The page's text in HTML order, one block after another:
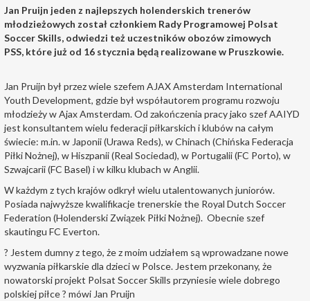
Jan Pruijn jeden z najlepszych holenderskich trenerów
młodzieżowych został członkiem Rady Programowej Polsat
Soccer Skills, odwiedzi też uczestników obozów zimowych
PSS, które już od 16 stycznia będą realizowane w Pruszkowie.
Jan Pruijn był przez wiele szefem AJAX Amsterdam International
Youth Development, gdzie był współautorem programu rozwoju
młodzieży w Ajax Amsterdam. Od zakończenia pracy jako szef AAIYD
jest konsultantem wielu federacji piłkarskich i klubów na całym
świecie: m.in. w Japonii (Urawa Reds), w Chinach (Chińska Federacja
Piłki Nożnej), w Hiszpanii (Real Sociedad), w Portugalii (FC Porto), w
Szwajcarii (FC Basel) i w kilku klubach w Anglii.
W każdym z tych krajów odkrył wielu utalentowanych juniorów.
Posiada najwyższe kwalifikacje trenerskie the Royal Dutch Soccer
Federation (Holenderski Związek Piłki Nożnej). Obecnie szef
skautingu FC Everton.
? Jestem dumny z tego, że z moim udziałem są wprowadzane nowe
wyzwania piłkarskie dla dzieci w Polsce. Jestem przekonany, że
nowatorski projekt Polsat Soccer Skills przyniesie wiele dobrego
polskiej piłce ? mówi Jan Pruijn